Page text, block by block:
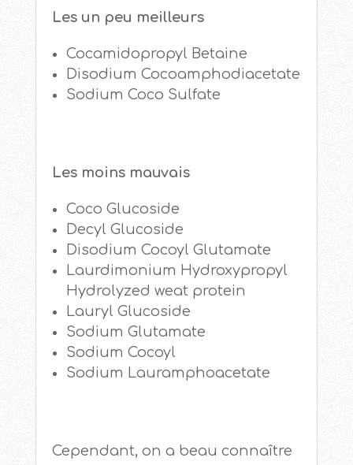
Les un peu meilleurs
Cocamidopropyl Betaine
Disodium Cocoamphodiacetate
Sodium Coco Sulfate
Les moins mauvais
Coco Glucoside
Decyl Glucoside
Disodium Cocoyl Glutamate
Laurdimonium Hydroxypropyl
Hydrolyzed weat protein
Lauryl Glucoside
Sodium Glutamate
Sodium Cocoyl
Sodium Lauramphoacetate
Cependant, on a beau connaître